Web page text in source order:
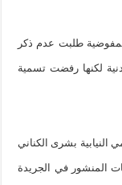
طلبت عدم ذكر
لكنها رفضت تسمية
بشرى الكناني
المنشور في الجريدة